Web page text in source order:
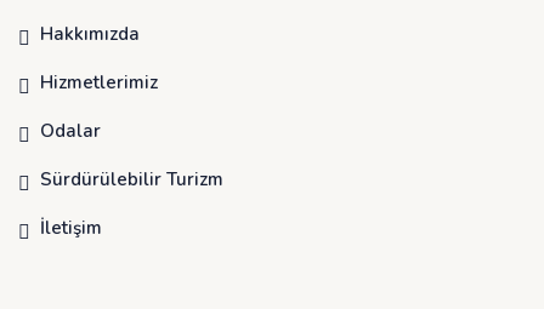
Hakkımızda
Hizmetlerimiz
Odalar
Sürdürülebilir Turizm
İletişim